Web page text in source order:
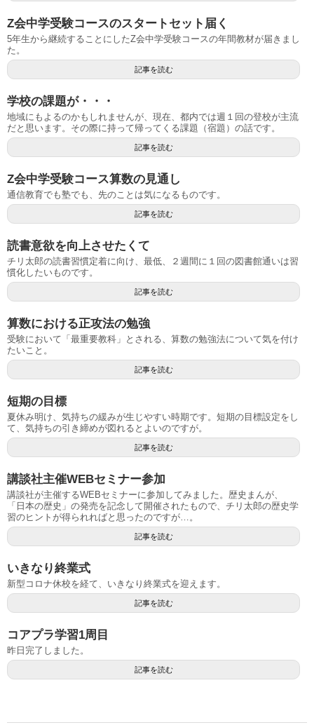
Z会中学受験コースのスタートセット届く
5年生から継続することにしたZ会中学受験コースの年間教材が届きまし
た。
記事を読む
学校の課題が・・・
地域にもよるのかもしれませんが、現在、都内では週１回の登校が主流
だと思います。その際に持って帰ってくる課題（宿題）の話です。
記事を読む
Z会中学受験コース算数の見通し
通信教育でも塾でも、先のことは気になるものです。
記事を読む
読書意欲を向上させたくて
チリ太郎の読書習慣定着に向け、最低、２週間に１回の図書館通いは習
慣化したいものです。
記事を読む
算数における正攻法の勉強
受験において「最重要教科」とされる、算数の勉強法について気を付け
たいこと。
記事を読む
短期の目標
夏休み明け、気持ちの緩みが生じやすい時期です。短期の目標設定をし
て、気持ちの引き締めが図れるとよいのですが。
記事を読む
講談社主催WEBセミナー参加
講談社が主催するWEBセミナーに参加してみました。歴史まんが、
「日本の歴史」の発売を記念して開催されたもので、チリ太郎の歴史学
習のヒントが得られればと思ったのですが…。
記事を読む
いきなり終業式
新型コロナ休校を経て、いきなり終業式を迎えます。
記事を読む
コアプラ学習1周目
昨日完了しました。
記事を読む